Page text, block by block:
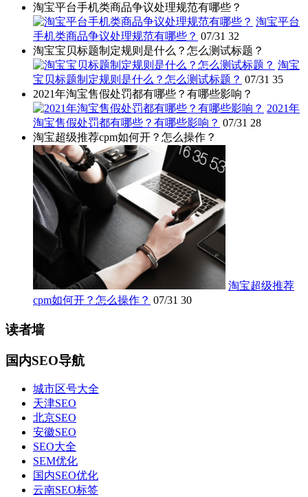
淘宝平台手机类商品争议处理规范有哪些？
淘宝平台
手机类商品争议处理规范有哪些？ 07/31 32
淘宝宝贝标题制定规则是什么？怎么测试标题？
淘宝
宝贝标题制定规则是什么？怎么测试标题？ 07/31 35
2021年淘宝售假处罚都有哪些？有哪些影响？
2021年
淘宝售假处罚都有哪些？有哪些影响？ 07/31 28
淘宝超级推荐cpm如何开？怎么操作？
淘宝超级推荐
cpm如何开？怎么操作？ 07/31 30
读者墙
国内SEO导航
城市区号大全
天津SEO
北京SEO
安徽SEO
SEO大全
SEM优化
国内SEO优化
云南SEO标签